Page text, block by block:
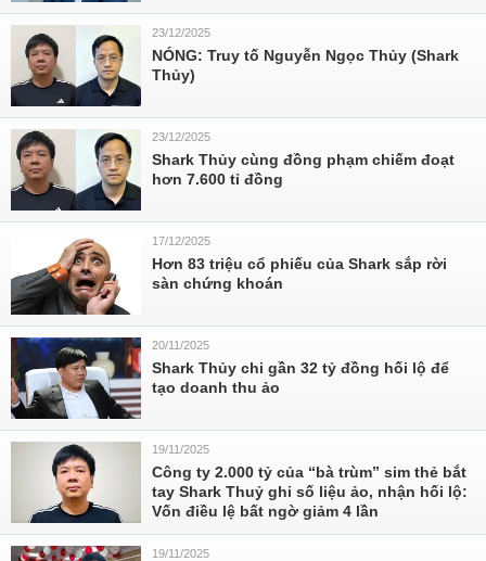
23/12/2025
NÓNG: Truy tố Nguyễn Ngọc Thủy (Shark
Thủy)
23/12/2025
Shark Thủy cùng đồng phạm chiếm đoạt
hơn 7.600 tỉ đồng
17/12/2025
Hơn 83 triệu cổ phiếu của Shark sắp rời
sàn chứng khoán
20/11/2025
Shark Thủy chi gần 32 tỷ đồng hối lộ để
tạo doanh thu ảo
19/11/2025
Công ty 2.000 tỷ của “bà trùm” sim thẻ bắt
tay Shark Thuỷ ghi số liệu ảo, nhận hối lộ:
Vốn điều lệ bất ngờ giảm 4 lần
19/11/2025